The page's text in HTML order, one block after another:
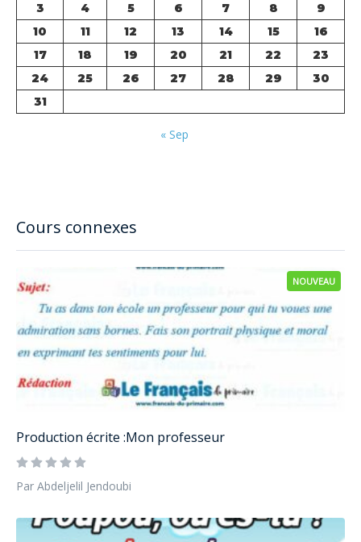
Cours connexes
NOUVEAU
Production écrite :Mon professeur
Par Abdeljelil Jendoubi
3
4 5 6 7 8
9
10
11 12 13 14 15
16
17
18 19 20 21 22
23
24
25 26 27 28 29
30
31
« Sep